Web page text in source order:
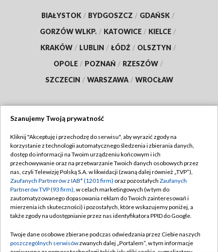
BIAŁYSTOK / BYDGOSZCZ / GDAŃSK /
GORZÓW WLKP. / KATOWICE / KIELCE /
KRAKÓW / LUBLIN / ŁÓDŹ / OLSZTYN /
OPOLE / POZNAŃ / RZESZÓW /
SZCZECIN / WARSZAWA / WROCŁAW
TVP
Abonament TVP
Emisja w TVP
Centrum informacji TVP
Naziemna Telewizja Cyfrowa
Rada Programowa
Regulamin TVP
Polityka prywatności
Moje zgody
Pomoc
Kontakt
Szanujemy Twoją prywatność
Kliknij "Akceptuję i przechodzę do serwisu", aby wyrazić zgody na
korzystanie z technologii automatycznego śledzenia i zbierania danych,
dostęp do informacji na Twoim urządzeniu końcowym i ich
przechowywanie oraz na przetwarzanie Twoich danych osobowych przez
nas, czyli Telewizję Polską S.A. w likwidacji (zwaną dalej również „TVP”),
Zaufanych Partnerów z IAB* (1201 firm) oraz pozostałych Zaufanych
Partnerów TVP (93 firm), w celach marketingowych (w tym do
zautomatyzowanego dopasowania reklam do Twoich zainteresowań i
mierzenia ich skuteczności) i pozostałych, które wskazujemy poniżej, a
także zgody na udostępnianie przez nas identyfikatora PPID do Google.
Twoje dane osobowe zbierane podczas odwiedzania przez Ciebie naszych
poszczególnych serwisówzwanych dalej „Portalem”, w tym informacje